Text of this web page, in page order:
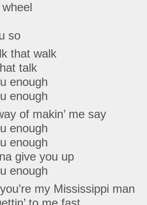
wheel
so
that walk
talk
enough
enough
of makin’ me say
enough
enough
give you up
enough
my Mississippi man